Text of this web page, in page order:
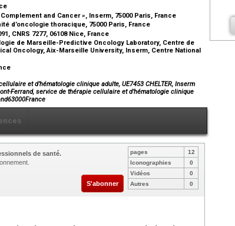
and Cancer », Inserm, 75000 Paris, France
d’oncologie thoracique, 75000 Paris, France
CNRS 7277, 06108 Nice, France
de Marseille-Predictive Oncology Laboratory, Centre de
Oncology, Aix-Marseille University, Inserm, Centre National
et d’hématologie clinique adulte, UE7453 CHELTER, Inserm
Ferrand, service de thérapie cellulaire et d’hématologie clinique
de santé.
S'abonner
pages
12
Iconographies
0
Vidéos
0
Autres
0